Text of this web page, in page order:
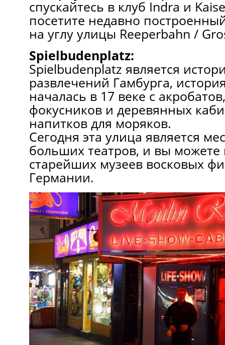
спускайтесь в клуб Indra и
посетите недавно
на углу улицы Reeperbahn /
Spielbudenplatz:
Spielbudenplatz является
развлечений Гамбурга,
началась в 17 веке с
фокусников и деревянных
напитков для моряков.
Сегодня эта улица является
больших театров, и вы можете
старейших музеев восковых
Германии.